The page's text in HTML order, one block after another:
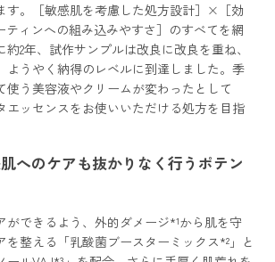
す。［敏感肌を考慮した処方設計］×［効
ィンへの組み込みやすさ］のすべてを網
2年、試作サンプルは改良に改良を重ね、
ようやく納得のレベルに到達しました。季
使う美容液やクリームが変わったとして
エッセンスをお使いいただける処方を目指
へのケアも抜かりなく行うポテン
ができるよう、外的ダメージ*¹から肌を守
を整える「乳酸菌ブースターミックス*²」と